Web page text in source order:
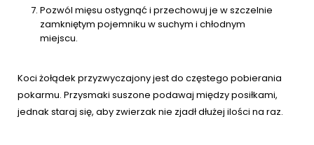
Pozwól mięsu ostygnąć i przechowuj je w szczelnie
zamkniętym pojemniku w suchym i chłodnym
miejscu.
Koci żołądek przyzwyczajony jest do częstego pobierania
pokarmu. Przysmaki suszone podawaj między posiłkami,
jednak staraj się, aby zwierzak nie zjadł dłużej ilości na raz.